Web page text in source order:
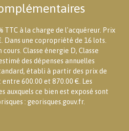
TTC à la charge de l'acquéreur. Prix
Dans une copropriété de 16 lots.
Classe énergie D, Classe
des dépenses annuelles
établi à partir des prix de
600.00 et 870.00 €. Les
auxquels ce bien est exposé sont
: georisques.gouv.fr.